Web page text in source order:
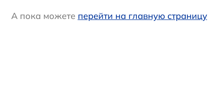
А пока можете перейти на главную страницу